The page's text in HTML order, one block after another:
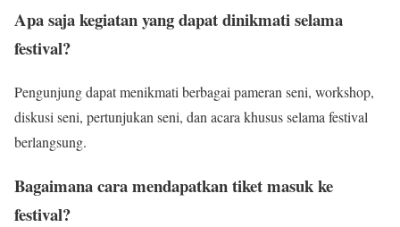
Apa saja kegiatan yang dapat dinikmati selama
festival?
Pengunjung dapat menikmati berbagai pameran seni, workshop,
diskusi seni, pertunjukan seni, dan acara khusus selama festival
berlangsung.
Bagaimana cara mendapatkan tiket masuk ke
festival?